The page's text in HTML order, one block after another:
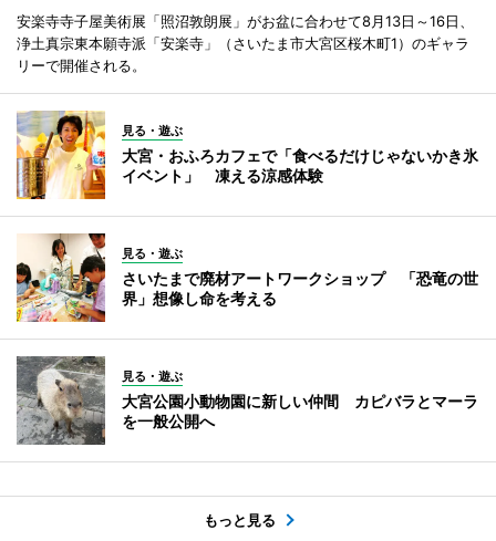
安楽寺寺子屋美術展「照沼敦朗展」がお盆に合わせて8月13日～16日、
浄土真宗東本願寺派「安楽寺」（さいたま市大宮区桜木町1）のギャラ
リーで開催される。
見る・遊ぶ
大宮・おふろカフェで「食べるだけじゃないかき氷
イベント」 凍える涼感体験
見る・遊ぶ
さいたまで廃材アートワークショップ 「恐竜の世
界」想像し命を考える
見る・遊ぶ
大宮公園小動物園に新しい仲間 カピバラとマーラ
を一般公開へ
もっと見る